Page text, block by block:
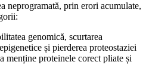
neprogramată, prin erori acumulate,
genomică, scurtarea
și pierderea proteostaziei
menține proteinele corect pliate și